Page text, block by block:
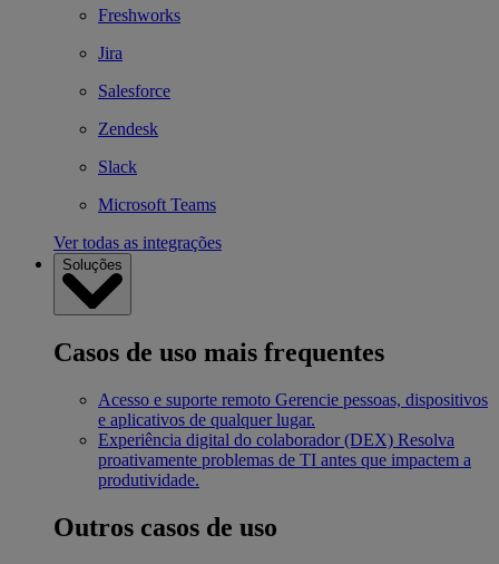
Freshworks
Jira
Salesforce
Zendesk
Slack
Microsoft Teams
Ver todas as integrações
Soluções
Casos de uso mais frequentes
Acesso e suporte remoto Gerencie pessoas, dispositivos
e aplicativos de qualquer lugar.
Experiência digital do colaborador (DEX) Resolva
proativamente problemas de TI antes que impactem a
produtividade.
Outros casos de uso